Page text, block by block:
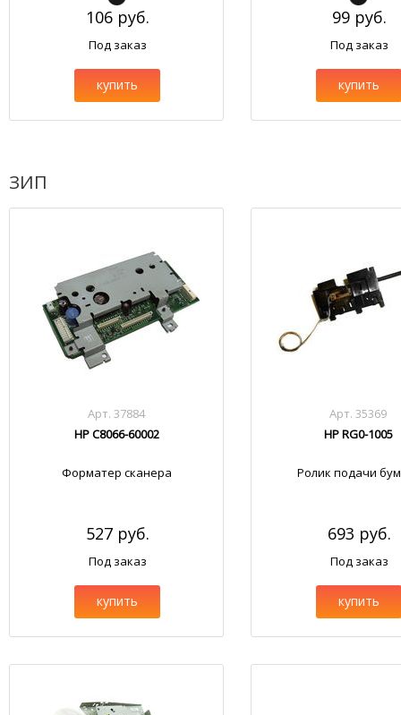
106 руб.
Под заказ
купить
99 руб.
Под заказ
купить
ЗИП
Арт. 37884
HP C8066-60002
Форматер сканера
527 руб.
Под заказ
купить
Арт. 35369
HP RG0-1005
Ролик подачи
693 руб.
Под заказ
купить